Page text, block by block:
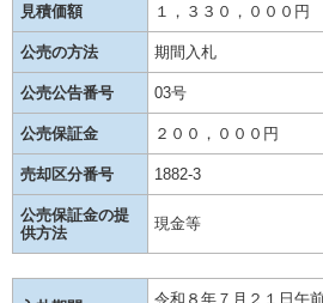
見積価額 １，３３０，０００円
公売の方法 期間入札
公売公告番号 03号
公売保証金 ２００，０００円
売却区分番号 1882-3
公売保証金の提
供方法
現金等
令和８年７月２１日